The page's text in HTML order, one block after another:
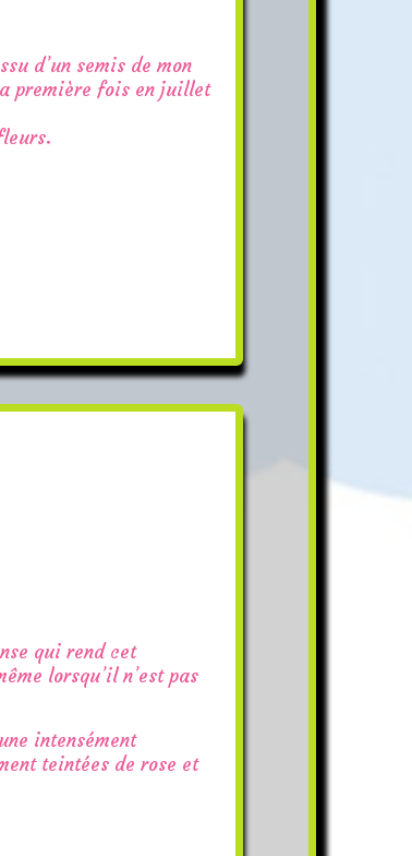
d’un semis de mon
première fois en juillet
qui rend cet
lorsqu’il n’est pas
intensément
teintées de rose et